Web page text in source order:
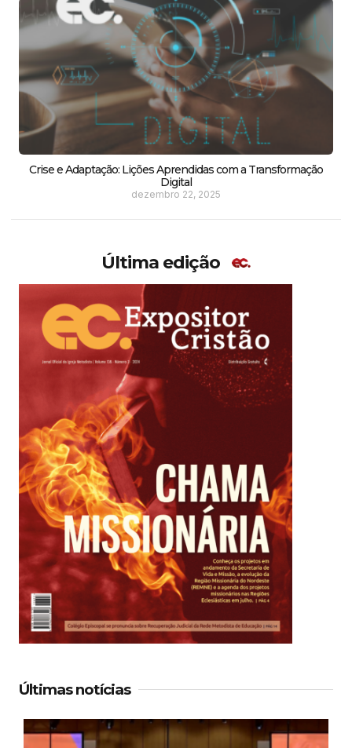
Crise e Adaptação: Lições Aprendidas com a Transformação
Digital
dezembro 22, 2025
Última edição
Últimas notícias